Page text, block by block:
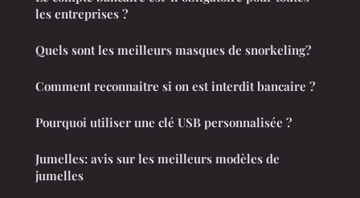
les entreprises ?
Quels sont les meilleurs masques de snorkeling?
Comment reconnaitre si on est interdit bancaire ?
Pourquoi utiliser une clé USB personnalisée ?
Jumelles: avis sur les meilleurs modèles de
jumelles